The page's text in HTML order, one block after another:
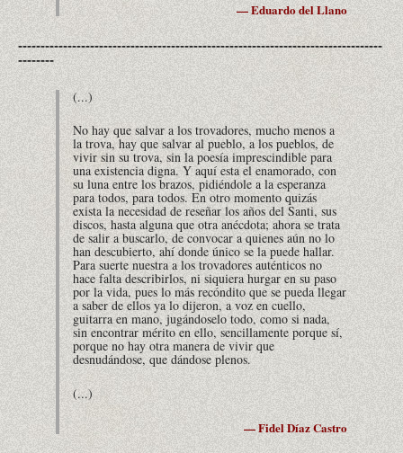
— Eduardo del Llano
---------------------------------------------------------------------------------
--------
(...)
No hay que salvar a los trovadores, mucho menos a
la trova, hay que salvar al pueblo, a los pueblos, de
vivir sin su trova, sin la poesía imprescindible para
una existencia digna. Y aquí esta el enamorado, con
su luna entre los brazos, pidiéndole a la esperanza
para todos, para todos. En otro momento quizás
exista la necesidad de reseñar los años del Santi, sus
discos, hasta alguna que otra anécdota; ahora se trata
de salir a buscarlo, de convocar a quienes aún no lo
han descubierto, ahí donde único se la puede hallar.
Para suerte nuestra a los trovadores auténticos no
hace falta describirlos, ni siquiera hurgar en su paso
por la vida, pues lo más recóndito que se pueda llegar
a saber de ellos ya lo dijeron, a voz en cuello,
guitarra en mano, jugándoselo todo, como si nada,
sin encontrar mérito en ello, sencillamente porque sí,
porque no hay otra manera de vivir que
desnudándose, que dándose plenos.
(...)
— Fidel Díaz Castro